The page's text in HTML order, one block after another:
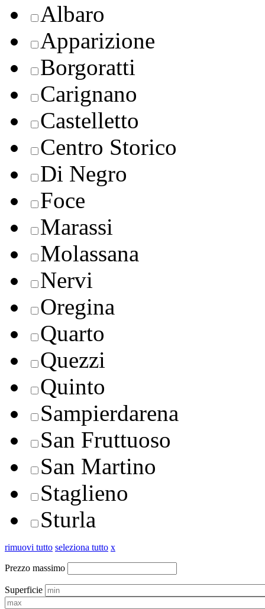
Albaro
Apparizione
Borgoratti
Carignano
Castelletto
Centro Storico
Di Negro
Foce
Marassi
Molassana
Nervi
Oregina
Quarto
Quezzi
Quinto
Sampierdarena
San Fruttuoso
San Martino
Staglieno
Sturla
rimuovi tutto seleziona tutto x
Prezzo massimo
Superficie